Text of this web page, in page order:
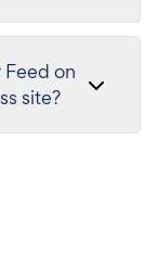
on
site?